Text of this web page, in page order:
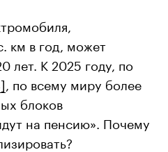
км в год, может
лет. К 2025 году, по
, по всему миру более
блоков
на пенсию». Почему